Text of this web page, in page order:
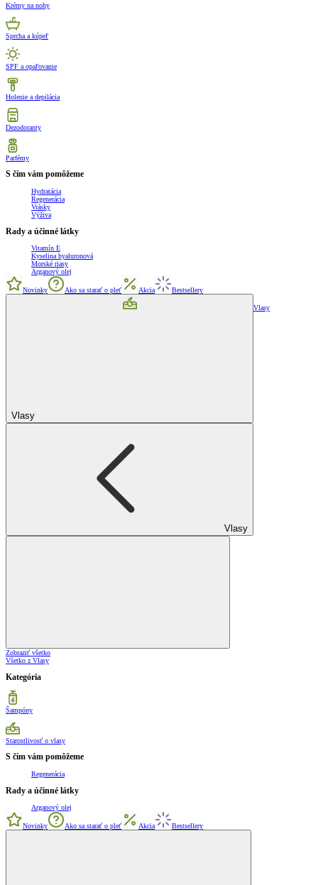
Krémy na nohy
Sprcha a kúpeľ
SPF a opaľovanie
Holenie a depilácia
Dezodoranty
Parfémy
S čím vám pomôžeme
Hydratácia
Regenerácia
Vrásky
Výživa
Rady a účinné látky
Vitamín E
Kyselina hyaluronová
Morské riasy
Arganový olej
Novinky Ako sa starať o pleť Akcia Bestsellery
Vlasy
Vlasy
Vlasy
Zobraziť všetko
Všetko z Vlasy
Kategória
Šampóny
Starostlivosť o vlasy
S čím vám pomôžeme
Regenerácia
Rady a účinné látky
Arganový olej
Novinky Ako sa starať o pleť Akcia Bestsellery